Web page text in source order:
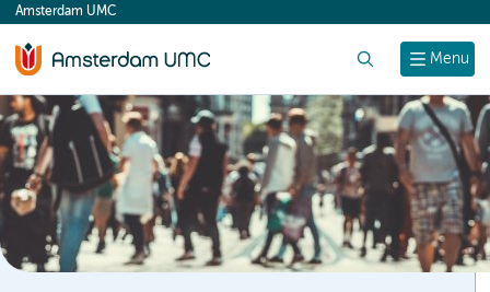
content
Menu
Amsterdam UMC